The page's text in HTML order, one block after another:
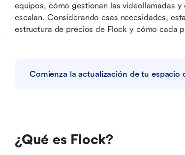
equipos, cómo gestionan las videollamadas
escalan. Considerando esas necesidades,
estructura de precios de Flock y cómo cada
Comienza la actualización de tu espacio
¿Qué es Flock?